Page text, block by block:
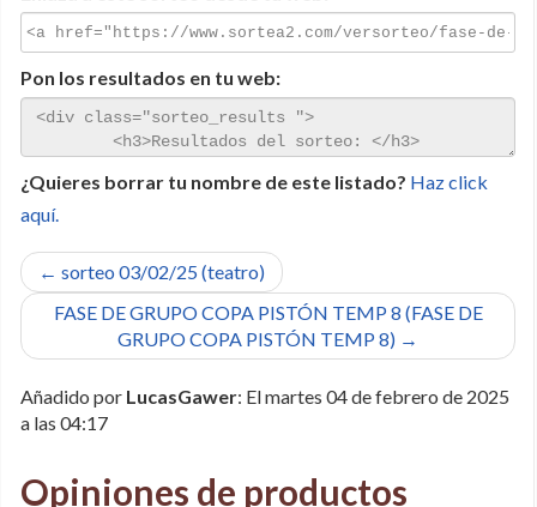
Pon los resultados en tu web:
¿Quieres borrar tu nombre de este listado? Haz click
aquí.
← sorteo 03/02/25 (teatro)
FASE DE GRUPO COPA PISTÓN TEMP 8 (FASE DE
GRUPO COPA PISTÓN TEMP 8) →
Añadido por LucasGawer: El martes 04 de febrero de 2025
a las 04:17
Opiniones de productos